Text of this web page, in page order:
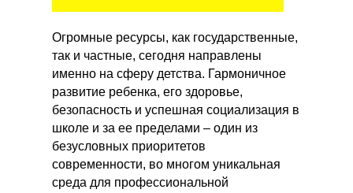
Огромные ресурсы, как государственные,
так и частные, сегодня направлены
именно на сферу детства. Гармоничное
развитие ребенка, его здоровье,
безопасность и успешная социализация в
школе и за ее пределами – один из
безусловных приоритетов
современности, во многом уникальная
среда для профессиональной